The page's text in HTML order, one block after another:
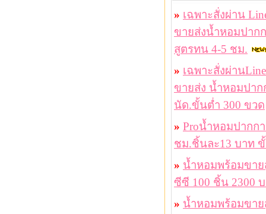
» เฉพาะสั่งผ่าน
ขายส่งน้ำหอมปาก
สูตรทน 4-5 ชม.
» เฉพาะสั่งผ่าน
ขายส่ง น้ำหอมปา
นัด.ขั้นต่ำ 300 ขวด
» Proน้ำหอมปากก
ชม.ชิ้นละ13 บาท
» น้ำหอมพร้อมขา
ซีซี 100 ชิ้น 2300
» น้ำหอมพร้อมขา